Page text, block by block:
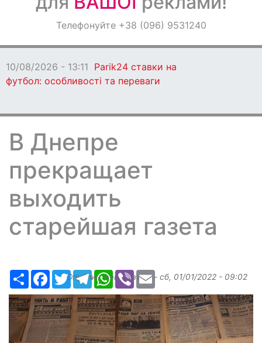
ОголошенняТелефонуйте +38 (096) 9531240
10/08/2026 - 13:11 Parik24 ставки на
футбол: особливості та переваги
В Днепре
прекращает
выходить
старейшая газета
РесурсFacebook
TwitterTelegramWhatsApp
ViberEmail
Опубликованоslavkin- сб, 01/01/2022 - 09:02